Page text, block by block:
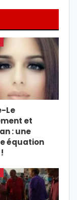
Le
et
: une
équation